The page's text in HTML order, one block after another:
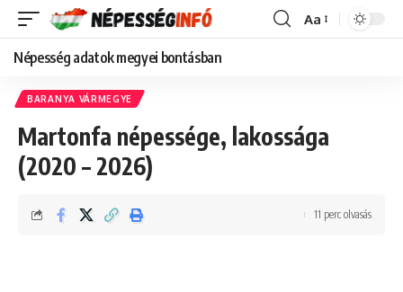
Font
Aa
Népesség adatok megyei bontásban
BARANYA VÁRMEGYE
Martonfa népessége, lakossága
(2020 – 2026)
11 perc olvasás